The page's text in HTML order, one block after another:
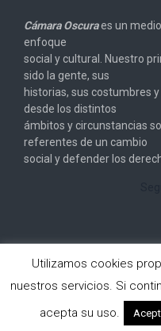
Cámara Oscuraes un
enfoque
social y cultural. Nuestro
sido la gente, sus
historias, sus costumbres
desde los distintos
ámbitos y circunstancias
referentes de un cambio
social y defender los
Copyright © 2026
Designed
Utilizamos cookies
nuestros servicios. Si
acepta su uso.